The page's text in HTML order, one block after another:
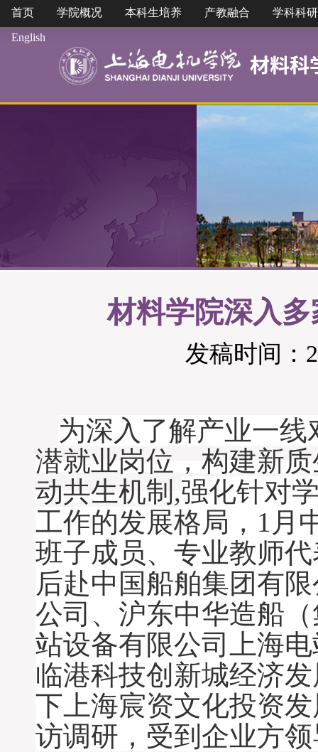
首页 学院概况 本科生培养 产教融合 学科科研
English
材料学院深入
发稿时间：
为深入了解产业一
潜就业岗位，构建新
动共生机制 ,强化针对
工作的发展格局， 1月
班子成员、专业教师
后赴中国船舶集团有
公司、沪东中华造船
站设备有限公司上海
临港科技创新城经济
下上海宸资文化投资
访调研 ，受到企业方